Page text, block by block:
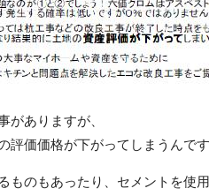
がありますが、
評価価格が下がってしまうんです
ものもあったり、セメントを使